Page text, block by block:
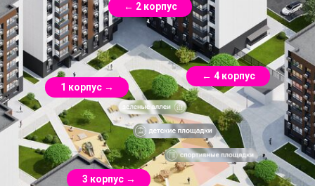
1 корпус →
← 2 корпус
3 корпус →
← 4 корпус